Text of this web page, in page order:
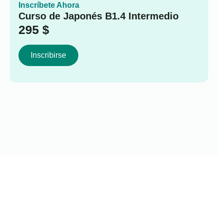
Inscríbete Ahora
Curso de Japonés B1.4 Intermedio
295 $
Inscribirse